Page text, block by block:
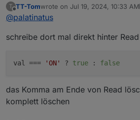
T
Offline
TT-Tomwrote on Jul 19, 2024, 10:33 AM
last edited by TT-TomJul 19,
@palatinatus
schreibe dort mal direkt hinter Read
val === 'ON' ? true : false
das Komma am Ende von Read
komplett löschen